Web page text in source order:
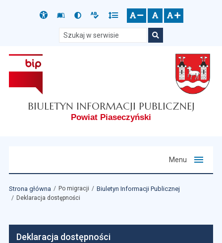
Przejdź do głównego menu
Przejdź do treści
Przejdź do mapy serwisu
Deklaracja
SłownikWersjaWersja
tekstowa
Gęstość
tekstu
BIULETYN INFORMACJI PUBLICZNEJ
Powiat Piaseczyński
Menu
Strona główna Po migracji Biuletyn Informacji Publicznej
Deklaracja dostępności
Deklaracja dostępności